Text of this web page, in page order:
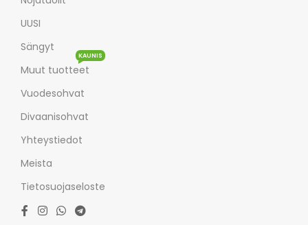
UUSI
Sängyt
Muut tuotteet
KAUNIS
Vuodesohvat
Divaanisohvat
Yhteystiedot
Meista
Tietosuojaseloste